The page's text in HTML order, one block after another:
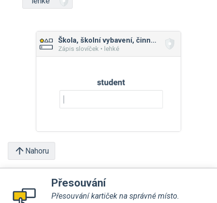
Škola, školní vybavení, činnosti
Zápis slovíček • lehké
Nahoru
Přesouvání
Přesouvání kartiček na správné místo.